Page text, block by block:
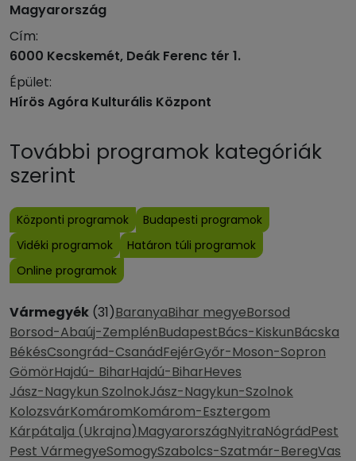
Magyarország
Cím:
6000 Kecskemét, Deák Ferenc tér 1.
Épület:
Hírös Agóra Kulturális Központ
További programok kategóriák
szerint
Központi programok
Budapesti programok
Vidéki programok
Határon túli programok
Online programok
Vármegyék (31)BaranyaBihar megyeBorsod
Borsod-Abaúj-ZemplénBudapestBács-KiskunBácska
BékésCsongrád-CsanádFejérGyőr-Moson-Sopron
GömörHajdú- BiharHajdú-BiharHeves
Jász-Nagykun SzolnokJász-Nagykun-Szolnok
KolozsvárKomáromKomárom-Esztergom
Kárpátalja (Ukrajna)MagyarországNyitraNógrádPest
Pest VármegyeSomogySzabolcs-Szatmár-BeregVas